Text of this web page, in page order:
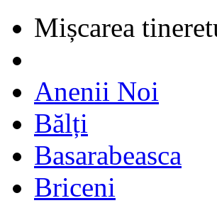
Mișcarea
Anenii Noi
Bălți
Basarabeasca
Briceni